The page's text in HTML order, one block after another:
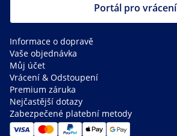
Portál pro vrácení
Informace o dopravě
Vaše objednávka
Můj účet
Vrácení & Odstoupení
Premium záruka
Nejčastější dotazy
Zabezpečené platební metody